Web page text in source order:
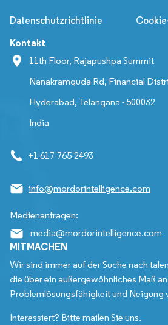
Datenschutzrichtlinie
Kontakt
11th Floor, Rajapushpa Summit
Nanakramguda Rd, Financial
Hyderabad, Telangana - 500032
India
+1 617-765-2493
info@mordorintelligence.com
Medienanfragen:
media@mordorintelligence.com
MITMACHEN
Wir sind immer auf der Suche nach
die über ein außergewöhnliches Maß
Problemlösungsfähigkeit und Neigung
Interessiert? Bitte mailen Sie uns.